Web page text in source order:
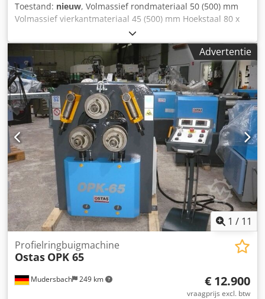
Toestand: nieuw, Volmassief rondmateriaal 50 (500) mm
Volmassief vierkantmateriaal 45 (500) mm Hoekstaal 80 x
80 x 8 (800) mm T-staal – zijde uitwendig 80 x 9 (800) mm
Asdiameter 60 mm Werksnelheid 5,0 m/min
Gereedschapsdiameter 195 mm Totale vermogensbehoefte
3 kW Machinegewicht ca. 1,0 t Benodigde ruimte ca. 1,2 x
0,9 x 1,2 m Profielbuigmachine met: - Voetpedaal voor
rechts-/linksdraaiend - Opname: as 50mm - met digitale
uitlezing - geharde speciale stalen assen - 1 set standaard
rollen - onderste rollen aangedreven Cjdpfxjfv H Ewo
Alajha - bovenrol hydraulisch op/neer verstelbaar -
Horizontale en verticale werkpositie - Motor met
reminrichting
Advertentie
1 / 11
Mudersbach 249 km
Profielringbuigmachine
Ostas OPK 65
€ 12.900
vraagprijs excl. btw